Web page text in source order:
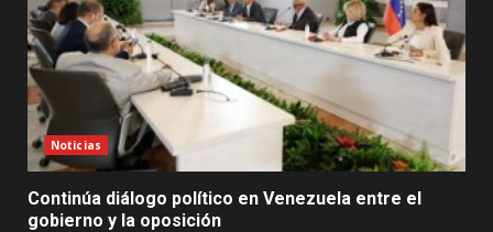
Noticias
Continúa diálogo político en Venezuela entre el
gobierno y la oposición